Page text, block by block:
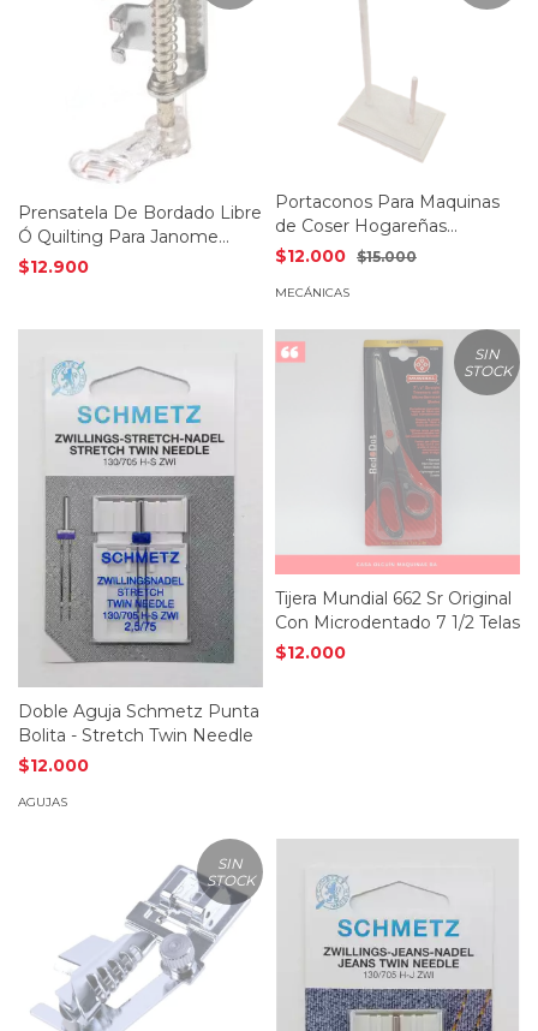
Prensatela De Bordado Libre
Ó Quilting Para Janome
Costura
$12.900
Portaconos Para Maquinas
de Coser Hogareñas
c/garantia
$12.000 $15.000
MECÁNICAS
Doble Aguja Schmetz Punta
Bolita - Stretch Twin Needle
$12.000
AGUJAS
SIN
STOCK
Tijera Mundial 662 Sr Original
Con Microdentado 7 1/2 Telas
$12.000
SIN
STOCK